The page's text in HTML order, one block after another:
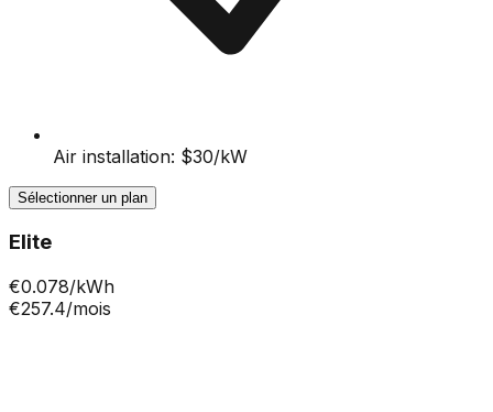
Air installation: $30/kW
Sélectionner un plan
Elite
€0.078/kWh
€257.4/mois